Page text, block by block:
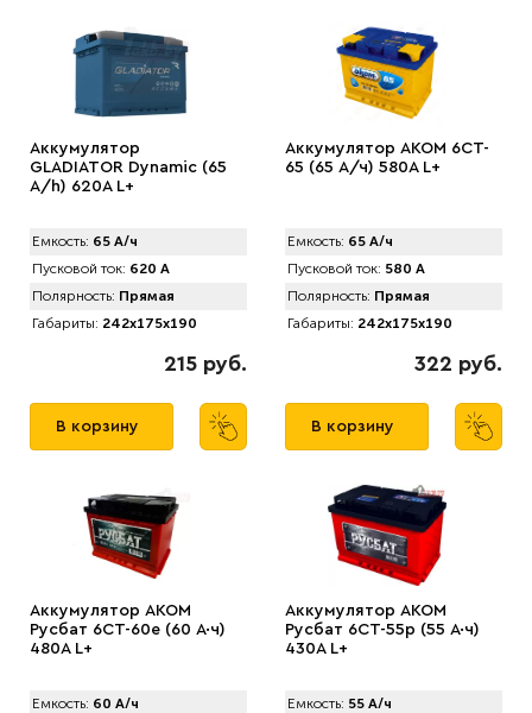
Аккумулятор
GLADIATOR Dynamic (65
А/h) 620A L+
Емкость: 65 А/ч
Пусковой ток: 620 А
Полярность: Прямая
Габариты: 242x175x190
215 руб.
В корзину
Аккумулятор AKOM 6CT-
65 (65 А/ч) 580А L+
Емкость: 65 А/ч
Пусковой ток: 580 А
Полярность: Прямая
Габариты: 242x175x190
322 руб.
В корзину
Аккумулятор AKOM
Русбат 6СТ-60е (60 А·ч)
480A L+
Емкость: 60 А/ч
Аккумулятор AKOM
Русбат 6СТ-55р (55 А·ч)
430A L+
Емкость: 55 А/ч